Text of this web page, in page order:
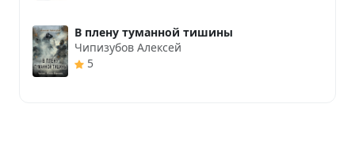
В плену туманной тишины
Чипизубов Алексей
5